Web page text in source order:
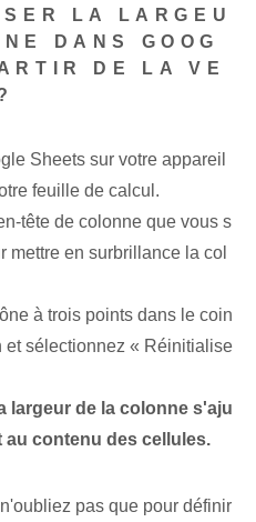
LA LARGEU
DANS GOOG
DE LA VE
Sheets sur votre appareil
feuille de calcul.
tête de colonne que vous s
mettre en surbrillance la col
à trois points dans le coin
et sélectionnez « Réinitialise
largeur de la colonne s'aju
contenu des cellules.
pas que pour définir